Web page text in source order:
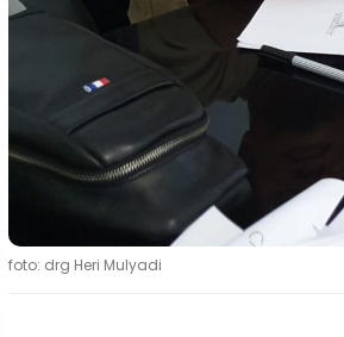
foto: drg Heri Mulyadi